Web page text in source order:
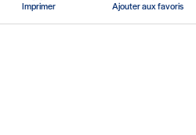
Imprimer Ajouter aux favoris